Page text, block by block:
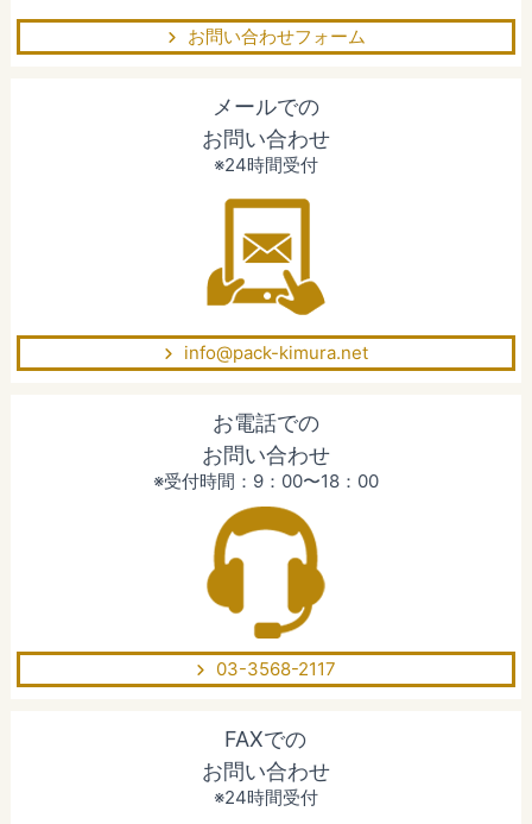
お問い合わせフォーム
メールでの
お問い合わせ
※24時間受付
info@pack-kimura.net
お電話での
お問い合わせ
※受付時間：9：00〜18：00
03-3568-2117
FAXでの
お問い合わせ
※24時間受付